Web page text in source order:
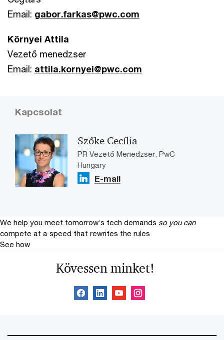
Email: gabor.farkas@pwc.com
Környei Attila
Vezető menedzser
Email: attila.kornyei@pwc.com
Kapcsolat
Szőke Cecília
PR Vezető Menedzser, PwC
Hungary
E-mail
We help you meet tomorrow’s tech demands so you can
compete at a speed that rewrites the rules
See how
Kövessen minket!